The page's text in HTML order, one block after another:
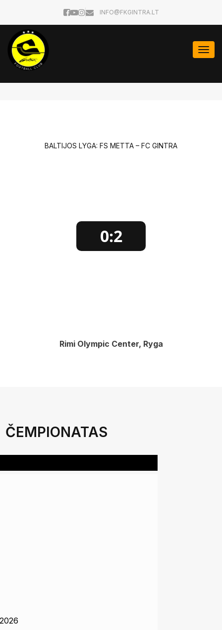
INFO@FKGINTRA.LT
BALTIJOS LYGA: FS METTA – FC GINTRA
0:2
Rimi Olympic Center, Ryga
ČEMPIONATAS
2026